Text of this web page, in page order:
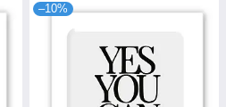
–10%